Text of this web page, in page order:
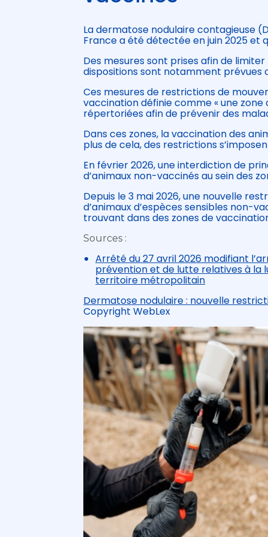
La dermatose nodulaire contagieuse
France a été détectée en juin 2025
Des mesures sont prises afin de
dispositions sont notamment prévues
Ces mesures de restrictions de
vaccination définie comme « une
répertoriées afin de prévenir des
Dans ces zones, la vaccination des
plus de cela, des restrictions
En février 2026, une interdiction de
d’animaux non-vaccinés au sein des
Depuis le 3 mai 2026, une nouvelle
d’animaux d’espèces sensibles non-
trouvant dans des zones de
Sources :
Arrêté du 27 avril 2026 modifiant
prévention et de lutte relatives à la
territoire métropolitain
Dermatose nodulaire : nouvelle
Copyright WebLex